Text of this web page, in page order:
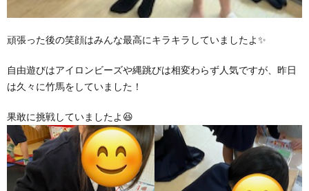
頑張った後の笑顔はみんな最高にキラキラしていましたよ✨
自由遊びはアイロンビーズや縄跳びは相変わらず人気ですが、昨日
は久々に竹馬をしていました！
果敢に挑戦していましたよ😆